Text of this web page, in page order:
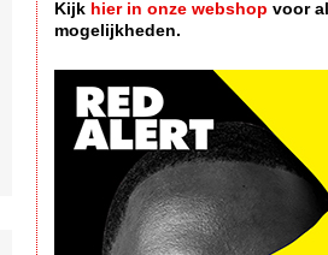
Kijk hier in onze webshop voor
mogelijkheden.